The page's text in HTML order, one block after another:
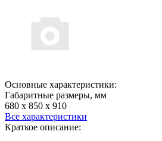
Основные характеристики:
Габаритные размеры, мм
680 х 850 х 910
Все характеристики
Краткое описание: